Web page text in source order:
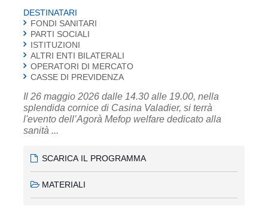
DESTINATARI
FONDI SANITARI
PARTI SOCIALI
ISTITUZIONI
ALTRI ENTI BILATERALI
OPERATORI DI MERCATO
CASSE DI PREVIDENZA
Il 26 maggio 2026 dalle 14.30 alle 19.00, nella
splendida cornice di Casina Valadier, si terrà
l'evento dell’Agorà Mefop welfare dedicato alla
sanità ...
SCARICA IL PROGRAMMA
MATERIALI